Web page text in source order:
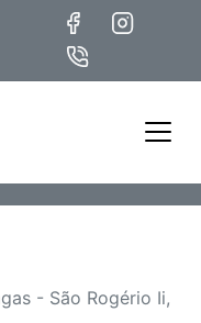
- São Rogério Ii,